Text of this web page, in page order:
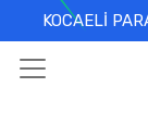
KOCAELİ